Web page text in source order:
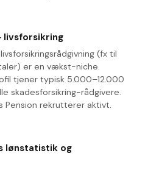
livsforsikring
(fx til
er en vækst-niche.
tjener typisk 5.000–12.000
skadesforsikring-rådgivere.
Pension rekrutterer aktivt.
lønstatistik og